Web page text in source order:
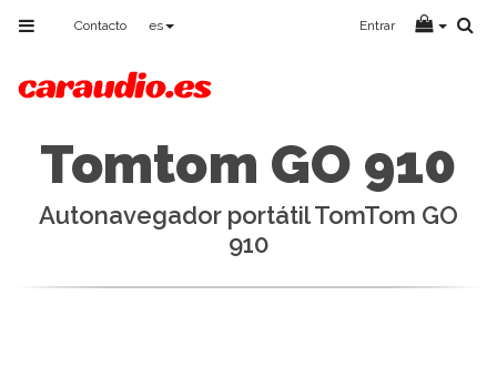
Toggle
navigation
Contacto es Entrar
Tomtom GO 910
Autonavegador portátil TomTom GO
910